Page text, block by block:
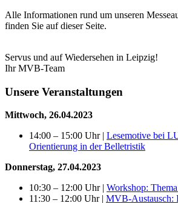
Alle Informationen rund um unseren
finden Sie auf dieser Seite.
Servus und auf Wiedersehen in Leipzig!
Ihr MVB-Team
Unsere Veranstaltungen
Mittwoch, 26.04.2023
14:00 – 15:00 Uhr | Lesemotive bei
Orientierung in der Belletristik
Donnerstag, 27.04.2023
10:30 – 12:00 Uhr | Workshop:
11:30 – 12:00 Uhr | MVB-Austausch: